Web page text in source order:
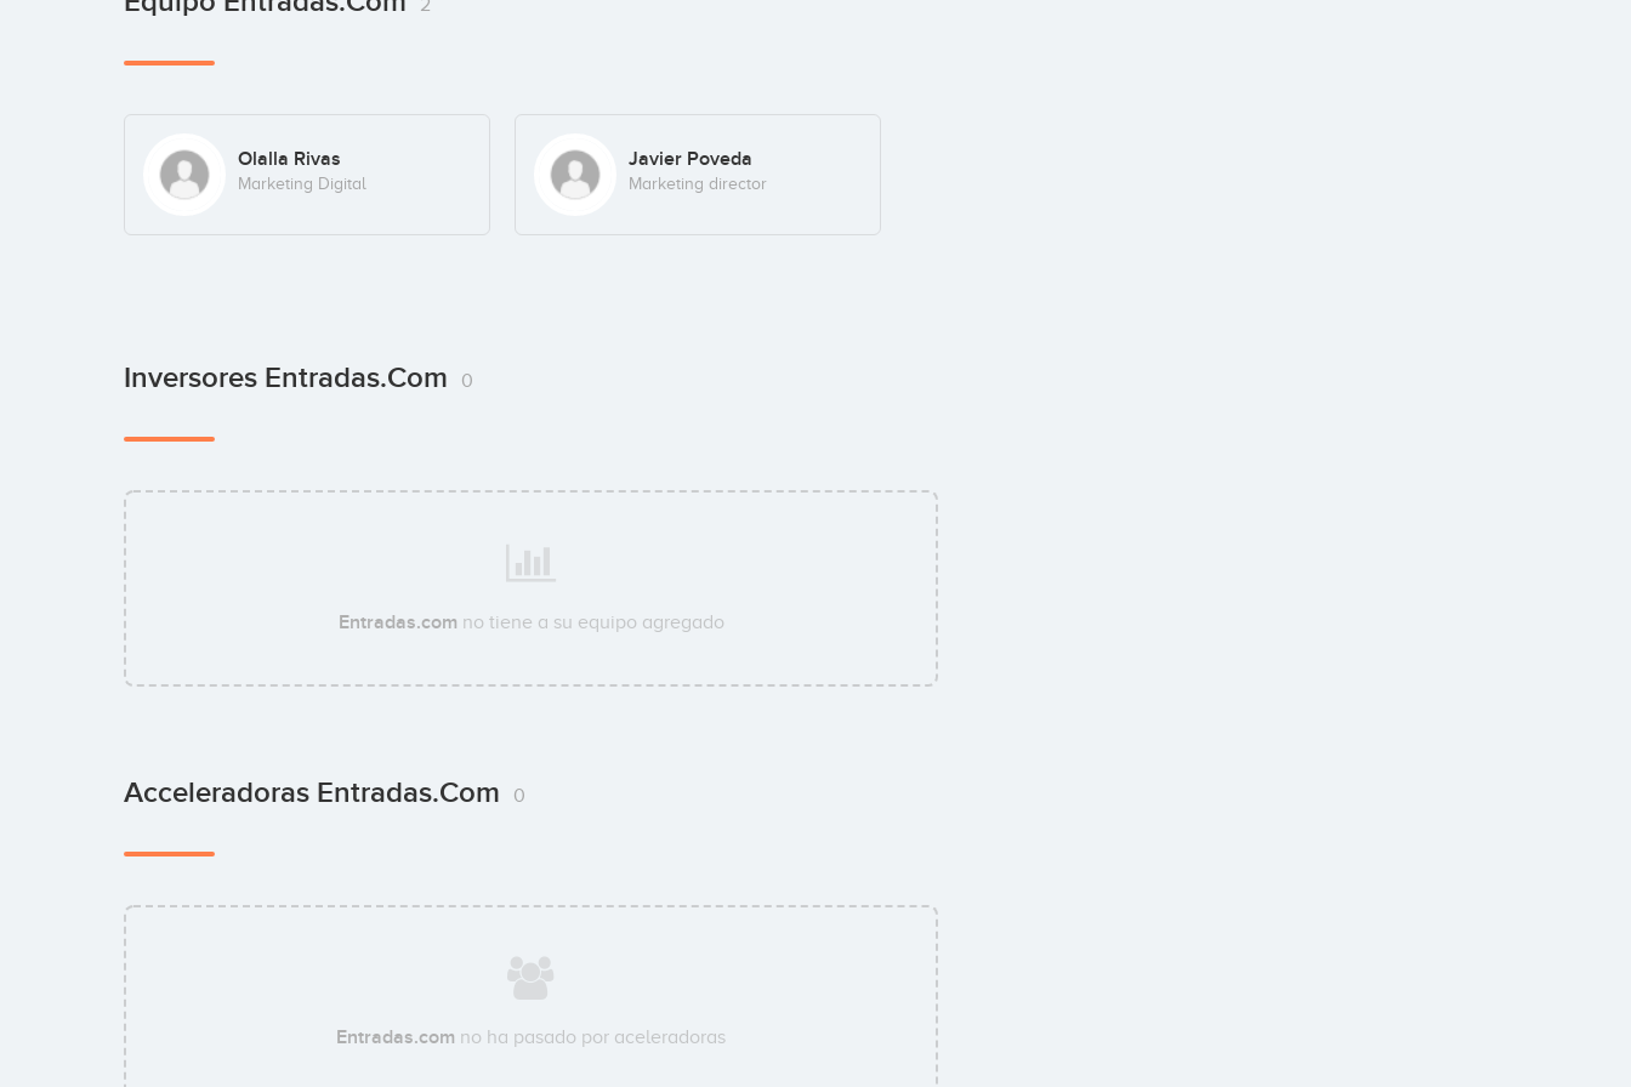
2
Olalla Rivas
Marketing Digital
Javier Poveda
Marketing director
Inversores Entradas.com 0
Entradas.com no tiene a su equipo agregado
Acceleradoras Entradas.com 0
Entradas.com no ha pasado por aceleradoras